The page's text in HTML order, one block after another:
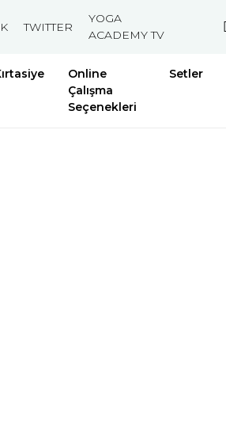
TWITTER
YOGA
ACADEMY TV
Online
Çalışma
Seçenekleri
Setler